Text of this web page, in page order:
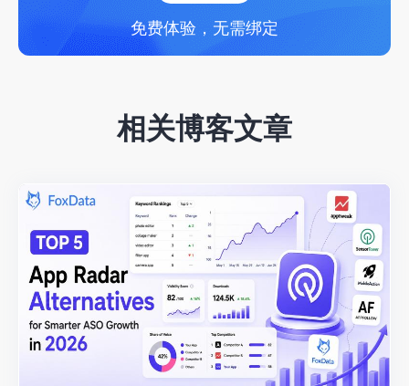
免费体验，无需绑定
相关博客文章